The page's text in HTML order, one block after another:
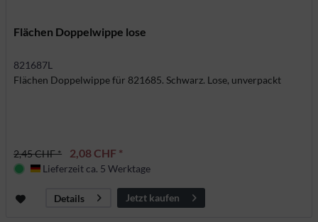
Flächen Doppelwippe lose
821687L
Flächen Doppelwippe für 821685. Schwarz. Lose, unverpackt
2,45 CHF * 2,08 CHF *
Deutschland
Lieferzeit ca. 5 Werktage
Details Jetzt kaufen